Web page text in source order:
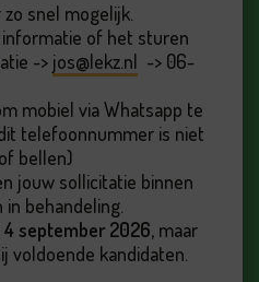
snel mogelijk.
informatie of het sturen
-> jos@lekz.nl -> 06-
mobiel via Whatsapp te
telefoonnummer is niet
bellen)
jouw sollicitatie binnen
behandeling.
4 september 2026, maar
voldoende kandidaten.